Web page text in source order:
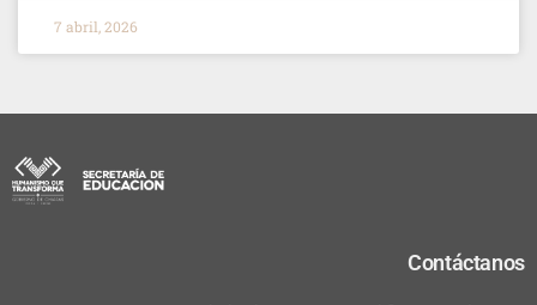
7 abril, 2026
Contáctanos